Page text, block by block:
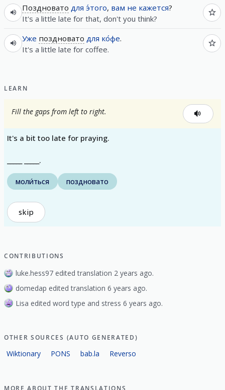
Поздновато для э́того, вам не кажется?
It's a little late for that, don't you think?
Уже поздновато для ко́фе.
It's a little late for coffee.
LEARN
Fill the gaps from left to right.
It's a bit too late for praying.
_____ _____.
моли́ться поздновато
skip
CONTRIBUTIONS
luke.hess97 edited translation 2 years ago.
domedap edited translation 6 years ago.
Lisa edited word type and stress 6 years ago.
OTHER SOURCES (AUTO GENERATED)
Wiktionary PONS bab.la Reverso